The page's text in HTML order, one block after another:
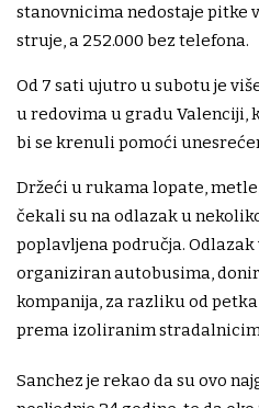
stanovnicima nedostaje pitke
struje, a 252.000 bez telefona.
Od 7 sati ujutro u subotu je
u redovima u gradu Valenciji,
bi se krenuli pomoći
Držeći u rukama lopate,
čekali su na odlazak u
poplavljena područja. Odlazak
organiziran autobusima,
kompanija, za razliku od
prema izoliranim
Sanchez je rekao da su ovo